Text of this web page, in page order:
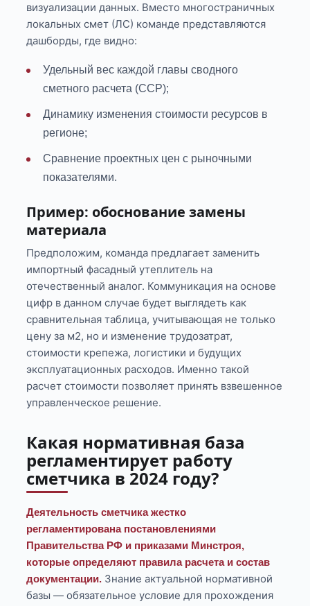
визуализации данных. Вместо многостраничных
локальных смет (ЛС) команде представляются
дашборды, где видно:
Удельный вес каждой главы сводного
сметного расчета (ССР);
Динамику изменения стоимости ресурсов в
регионе;
Сравнение проектных цен с рыночными
показателями.
Пример: обоснование замены
материала
Предположим, команда предлагает заменить
импортный фасадный утеплитель на
отечественный аналог. Коммуникация на основе
цифр в данном случае будет выглядеть как
сравнительная таблица, учитывающая не только
цену за м2, но и изменение трудозатрат,
стоимости крепежа, логистики и будущих
эксплуатационных расходов. Именно такой
расчет стоимости позволяет принять взвешенное
управленческое решение.
Какая нормативная база
регламентирует работу
сметчика в 2024 году?
Деятельность сметчика жестко
регламентирована постановлениями
Правительства РФ и приказами Минстроя,
которые определяют правила расчета и состав
документации. Знание актуальной нормативной
базы — обязательное условие для прохождения